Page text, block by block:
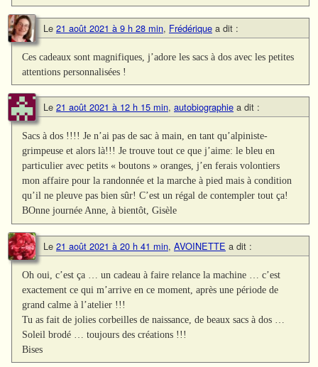
Le 21 août 2021 à 9 h 28 min, Frédérique a dit :
Ces cadeaux sont magnifiques, j’adore les sacs à dos avec les petites
attentions personnalisées !
Le 21 août 2021 à 12 h 15 min, autobiographie a dit :
Sacs à dos !!!! Je n’ai pas de sac à main, en tant qu’alpiniste-
grimpeuse et alors là!!! Je trouve tout ce que j’aime: le bleu en
particulier avec petits « boutons » oranges, j’en ferais volontiers
mon affaire pour la randonnée et la marche à pied mais à condition
qu’il ne pleuve pas bien sûr! C’est un régal de contempler tout ça!
BOnne journée Anne, à bientôt, Gisèle
Le 21 août 2021 à 20 h 41 min, AVOINETTE a dit :
Oh oui, c’est ça … un cadeau à faire relance la machine … c’est
exactement ce qui m’arrive en ce moment, après une période de
grand calme à l’atelier !!!
Tu as fait de jolies corbeilles de naissance, de beaux sacs à dos …
Soleil brodé … toujours des créations !!!
Bises